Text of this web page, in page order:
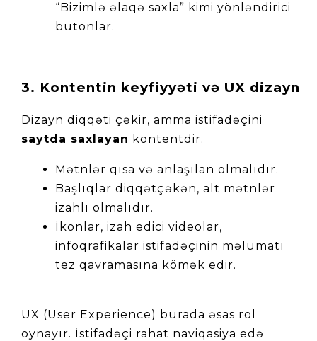
“Bizimlə əlaqə saxla” kimi yönləndirici
butonlar.
3. Kontentin keyfiyyəti və UX dizayn
saytda saxlayan kontentdir.
Mətnlər qısa və anlaşılan olmalıdır.
Başlıqlar diqqətçəkən, alt mətnlər
izahlı olmalıdır.
İkonlar, izah edici videolar,
infoqrafikalar istifadəçinin məlumatı
tez qavramasına kömək edir.
UX (User Experience) burada əsas rol
oynayır. İstifadəçi rahat naviqasiya edə